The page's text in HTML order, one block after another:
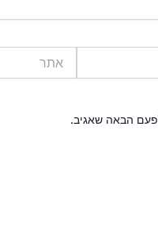
הבאה שאגיב.